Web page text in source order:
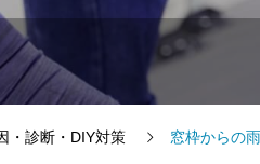
・診断・DIY対策 窓枠からの